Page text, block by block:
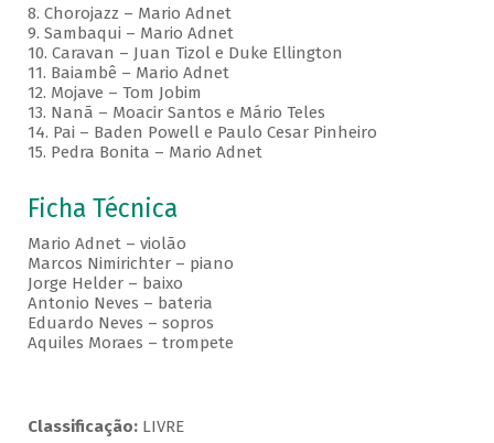
8. Chorojazz – Mario Adnet
9. Sambaqui – Mario Adnet
10. Caravan – Juan Tizol e Duke Ellington
11. Baiambê – Mario Adnet
12. Mojave – Tom Jobim
13. Nanã – Moacir Santos e Mário Teles
14. Pai – Baden Powell e Paulo Cesar Pinheiro
15. Pedra Bonita – Mario Adnet
Ficha Técnica
Mario Adnet – violão
Marcos Nimirichter – piano
Jorge Helder – baixo
Antonio Neves – bateria
Eduardo Neves – sopros
Aquiles Moraes – trompete
Classificação: LIVRE